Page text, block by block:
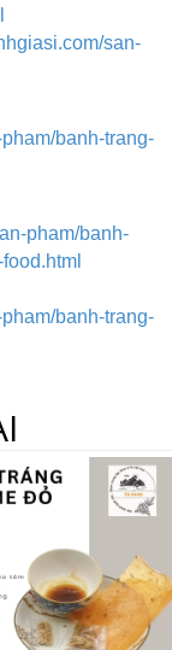
san-
banh-trang-
pham/banh-
banh-trang-